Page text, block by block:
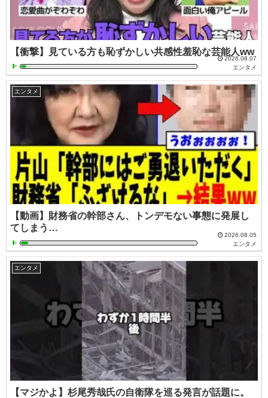
【衝撃】見ている方も恥ずかしい共感性羞恥な芸能人ww
2026.08.07
エンタメ
エンタメ
【動画】財務省の幹部さん、トンデモない事態に発展し
てしまう…
2026.08.05
エンタメ
エンタメ
【マジかよ】杉尾秀哉氏の自衛隊を巡る発言が話題に。